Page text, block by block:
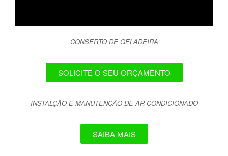
CONSERTO DE GELADEIRA
SOLICITE O SEU ORÇAMENTO
INSTALÇÃO E MANUTENÇÃO DE AR CONDICIONADO
SAIBA MAIS